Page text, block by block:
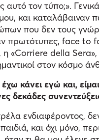
αυτό τον τύπο;».
και
που δεν τους
face to
«Corriere della
στον κόσμο
κάνει εγώ και,
δεκάδες
ενδιαφέροντος,
και όχι μόνο,